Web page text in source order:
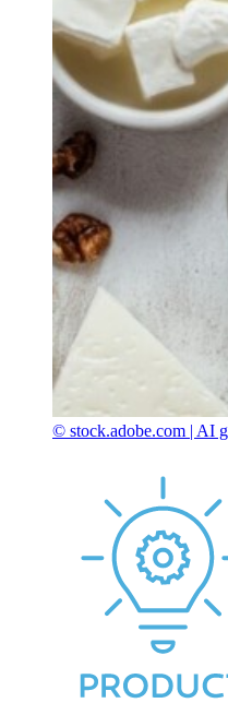
© stock.adobe.com | AI